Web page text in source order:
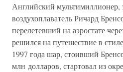
Английский мультимиллионер,
воздухоплаватель Ричард
перелетевший на аэростате
решился на путешествие в
1997 года шар, стоивший
млн долларов, стартовал из